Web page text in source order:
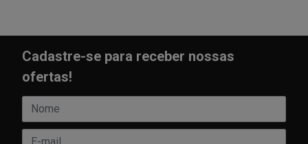
Cadastre-se para receber nossas
ofertas!